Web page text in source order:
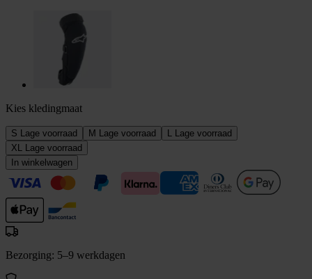
Kies kledingmaat
S Lage voorraad M Lage voorraad L Lage voorraad
XL Lage voorraad
In winkelwagen
Bezorging: 5–9 werkdagen